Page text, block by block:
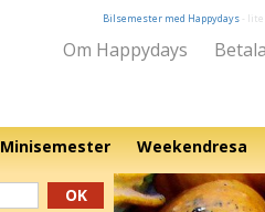
Bilsemester med Happydays -
Om Happydays
Minisemester Weekendresa
OK